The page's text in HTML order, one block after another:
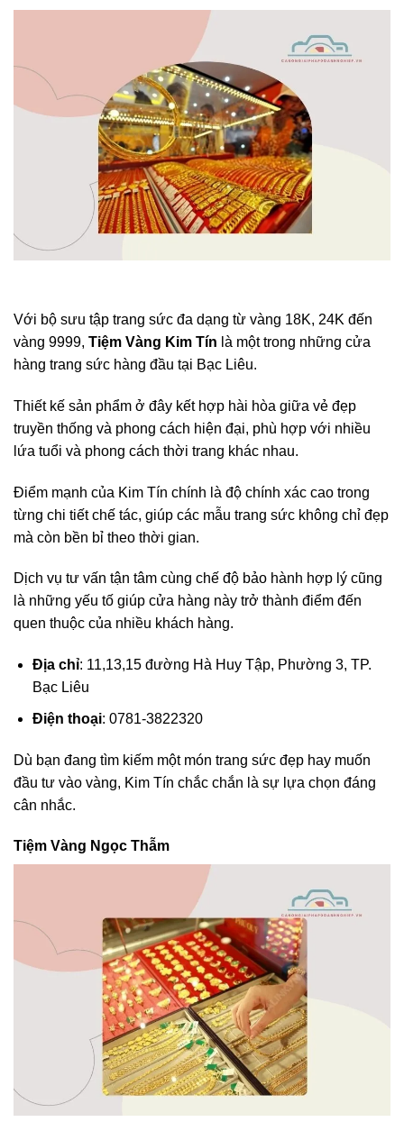
Với bộ sưu tập trang sức đa dạng từ vàng 18K, 24K đến
vàng 9999, Tiệm Vàng Kim Tín là một trong những cửa
hàng trang sức hàng đầu tại Bạc Liêu.
Thiết kế sản phẩm ở đây kết hợp hài hòa giữa vẻ đẹp
truyền thống và phong cách hiện đại, phù hợp với nhiều
lứa tuổi và phong cách thời trang khác nhau.
Điểm mạnh của Kim Tín chính là độ chính xác cao trong
từng chi tiết chế tác, giúp các mẫu trang sức không chỉ đẹp
mà còn bền bỉ theo thời gian.
Dịch vụ tư vấn tận tâm cùng chế độ bảo hành hợp lý cũng
là những yếu tố giúp cửa hàng này trở thành điểm đến
quen thuộc của nhiều khách hàng.
Địa chỉ: 11,13,15 đường Hà Huy Tập, Phường 3, TP.
Bạc Liêu
Điện thoại: 0781-3822320
Dù bạn đang tìm kiếm một món trang sức đẹp hay muốn
đầu tư vào vàng, Kim Tín chắc chắn là sự lựa chọn đáng
cân nhắc.
Tiệm Vàng Ngọc Thẫm